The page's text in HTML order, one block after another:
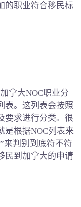
的职业符合移民标
拿大NOC职业分
表。这列表会按照
要求进行分类。很
是根据NOC列表来
”来判别到底符不符
民到加拿大的申请